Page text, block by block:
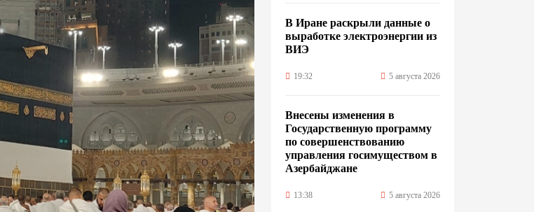
В Иране раскрыли данные о
выработке электроэнергии из
ВИЭ
19:32 5 августа 2026
Внесены изменения в
Государственную программу
по совершенствованию
управления госимуществом в
Азербайджане
13:38 5 августа 2026